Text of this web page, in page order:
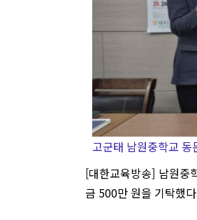
고군태 남원중학교
[대한교육방송] 남원중
금 500만 원을 기탁했